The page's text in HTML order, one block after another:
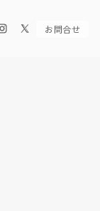
お問合せ